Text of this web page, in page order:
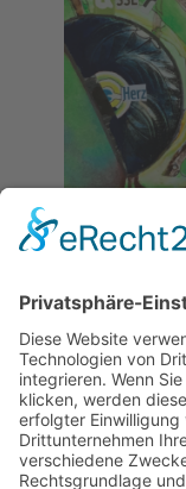
Nr. 1:
Konkret: -
Raum)